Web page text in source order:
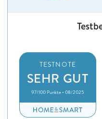
TESTNOTE
SEHR GUT
97/100 Punkte • 08/2025